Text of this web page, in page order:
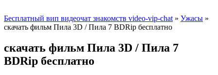
Бесплатный вип видеочат знакомств video-vip-chat » Ужасы »
скачать фильм Пила 3D / Пила 7 BDRip бесплатно
скачать фильм Пила 3D / Пила 7
BDRip бесплатно